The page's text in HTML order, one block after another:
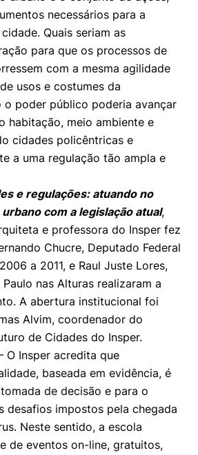
de Moraes
Problemas
necessários para a
Quais seriam as
para que os processos de
com a mesma agilidade
usos e costumes da
o poder público poderia avançar
habitação, meio ambiente e
cidades policêntricas e
a uma regulação tão ampla e
e regulações: atuando no
com a legislação atual,
e professora do Insper fez
Chucre, Deputado Federal
a 2011, e Raul Juste Lores,
nas Alturas realizaram a
A abertura institucional foi
Alvim, coordenador do
de Cidades do Insper.
O Insper acredita que
baseada em evidência, é
de decisão e para o
desafios impostos pela chegada
Neste sentido, a escola
de eventos on-line, gratuitos,